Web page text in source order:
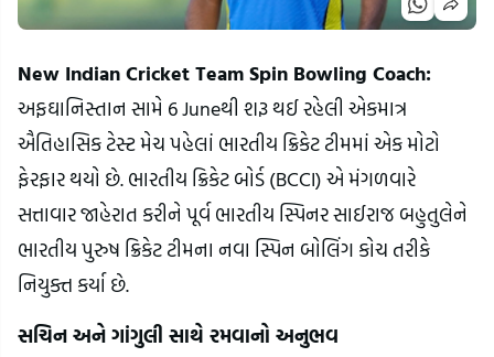
New Indian Cricket Team Spin Bowling Coach:
અફઘાનિસ્તાન સામે 6 Juneથી શરૂ થઈ રહેલી એકમાત્ર
ઐતિહાસિક ટેસ્ટ મેચ પહેલાં ભારતીય ક્રિકેટ ટીમમાં એક મોટો
ફેરફાર થયો છે. ભારતીય ક્રિકેટ બોર્ડ (BCCI) એ મંગળવારે
સત્તાવાર જાહેરાત કરીને પૂર્વ ભારતીય સ્પિનર સાઈરાજ બહુતુલેને
ભારતીય પુરુષ ક્રિકેટ ટીમના નવા સ્પિન બોલિંગ કોચ તરીકે
નિયુક્ત કર્યા છે.
સચિન અને ગાંગુલી સાથે રમવાનો અનુભવ